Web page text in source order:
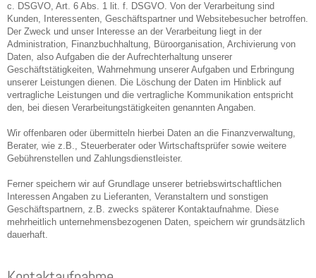
c. DSGVO, Art. 6 Abs. 1 lit. f. DSGVO. Von der Verarbeitung sind
Kunden, Interessenten, Geschäftspartner und Websitebesucher betroffen.
Der Zweck und unser Interesse an der Verarbeitung liegt in der
Administration, Finanzbuchhaltung, Büroorganisation, Archivierung von
Daten, also Aufgaben die der Aufrechterhaltung unserer
Geschäftstätigkeiten, Wahrnehmung unserer Aufgaben und Erbringung
unserer Leistungen dienen. Die Löschung der Daten im Hinblick auf
vertragliche Leistungen und die vertragliche Kommunikation entspricht
den, bei diesen Verarbeitungstätigkeiten genannten Angaben.
Wir offenbaren oder übermitteln hierbei Daten an die Finanzverwaltung,
Berater, wie z.B., Steuerberater oder Wirtschaftsprüfer sowie weitere
Gebührenstellen und Zahlungsdienstleister.
Ferner speichern wir auf Grundlage unserer betriebswirtschaftlichen
Interessen Angaben zu Lieferanten, Veranstaltern und sonstigen
Geschäftspartnern, z.B. zwecks späterer Kontaktaufnahme. Diese
mehrheitlich unternehmensbezogenen Daten, speichern wir grundsätzlich
dauerhaft.